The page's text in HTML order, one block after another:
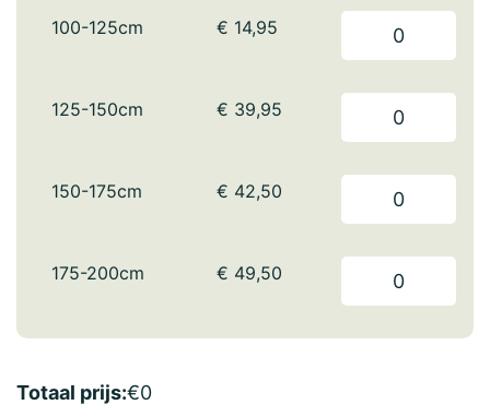
100-125cm € 14,95
125-150cm € 39,95
150-175cm € 42,50
175-200cm € 49,50
Totaal prijs:€0